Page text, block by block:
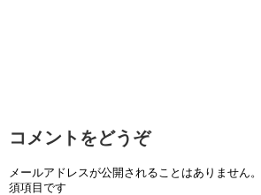
コメントをどうぞ
メールアドレスが公開されることはありません。
須項目です